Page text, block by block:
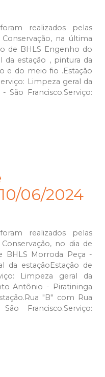
realizados pelas
na última
de BHLS Engenho do
da estação , pintura da
e do meio fio .Estação
Limpeza geral da
São Francisco.Serviço:
06/2024
realizados pelas
no dia de
BHLS Morroda Peça -
da estaçãoEstação de
Limpeza geral da
Antônio - Piratininga
"B" com Rua
Francisco.Serviço: